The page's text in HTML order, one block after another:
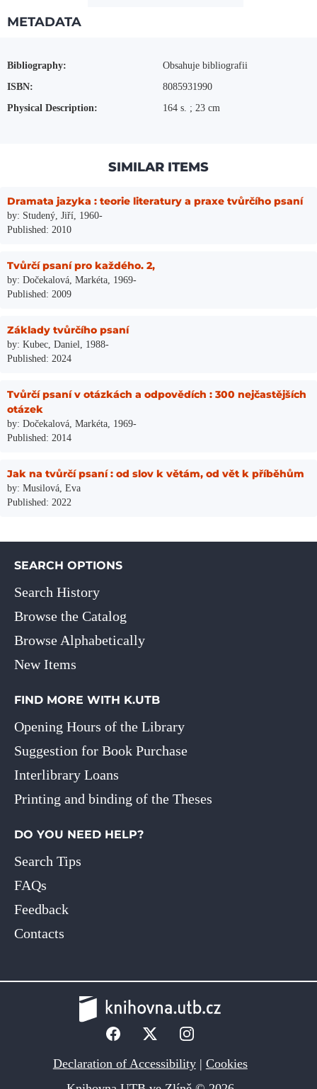
METADATA
More Information
Bibliography:
Obsahuje bibliografii
ISBN:
8085931990
Physical Description:
164 s. ; 23 cm
SIMILAR ITEMS
Dramata jazyka : teorie literatury a praxe tvůrčího psaní
by: Studený, Jiří, 1960-
Published: 2010
Tvůrčí psaní pro každého. 2,
by: Dočekalová, Markéta, 1969-
Published: 2009
Základy tvůrčího psaní
by: Kubec, Daniel, 1988-
Published: 2024
Tvůrčí psaní v otázkách a odpovědích : 300 nejčastějších
otázek
by: Dočekalová, Markéta, 1969-
Published: 2014
Jak na tvůrčí psaní : od slov k větám, od vět k příběhům
by: Musilová, Eva
Published: 2022
SEARCH OPTIONS
Search History
Browse the Catalog
Browse Alphabetically
New Items
FIND MORE WITH K.UTB
Opening Hours of the Library
Suggestion for Book Purchase
Interlibrary Loans
Printing and binding of the Theses
DO YOU NEED HELP?
Search Tips
FAQs
Feedback
Contacts
Declaration of Accessibility| Cookies